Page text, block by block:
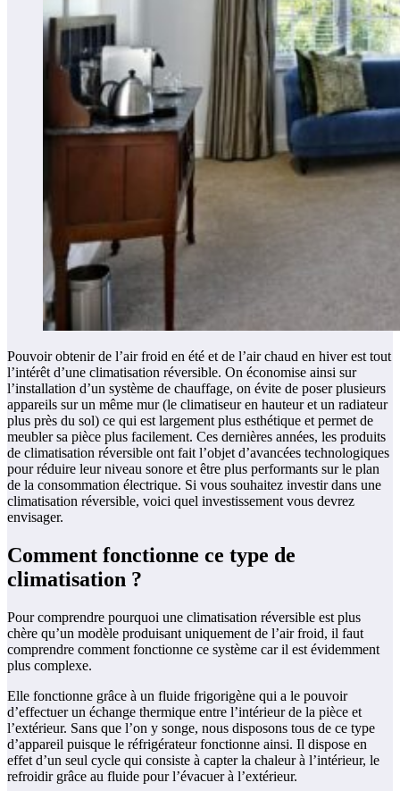
Pouvoir obtenir de l’air froid en été et de l’air chaud en hiver est tout
l’intérêt d’une climatisation réversible. On économise ainsi sur
l’installation d’un système de chauffage, on évite de poser plusieurs
appareils sur un même mur (le climatiseur en hauteur et un radiateur
plus près du sol) ce qui est largement plus esthétique et permet de
meubler sa pièce plus facilement. Ces dernières années, les produits
de climatisation réversible ont fait l’objet d’avancées technologiques
pour réduire leur niveau sonore et être plus performants sur le plan
de la consommation électrique. Si vous souhaitez investir dans une
climatisation réversible, voici quel investissement vous devrez
envisager.
Comment fonctionne ce type de
climatisation ?
Pour comprendre pourquoi une climatisation réversible est plus
chère qu’un modèle produisant uniquement de l’air froid, il faut
comprendre comment fonctionne ce système car il est évidemment
plus complexe.
Elle fonctionne grâce à un fluide frigorigène qui a le pouvoir
d’effectuer un échange thermique entre l’intérieur de la pièce et
l’extérieur. Sans que l’on y songe, nous disposons tous de ce type
d’appareil puisque le réfrigérateur fonctionne ainsi. Il dispose en
effet d’un seul cycle qui consiste à capter la chaleur à l’intérieur, le
refroidir grâce au fluide pour l’évacuer à l’extérieur.